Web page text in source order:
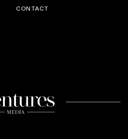
CONTACT